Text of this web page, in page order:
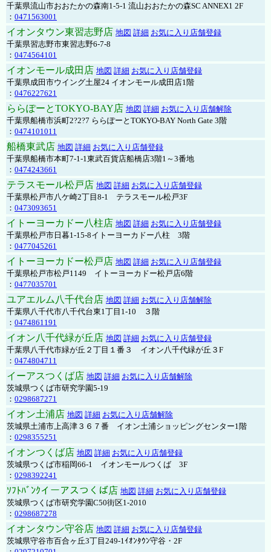
千葉県流山市おおたかの森南1-5-1 流山おおたかの森SC ANNEX1 2F
： 0471563001
イオンタウン東習志野店 地図 詳細 お気に入り店舗登録
千葉県習志野市東習志野6-7-8
： 0474564101
イオンモール成田店 地図 詳細 お気に入り店舗登録
千葉県成田市ウイング土屋24 イオンモール成田店1階
： 0476227621
ららぽーとTOKYO-BAY店 地図 詳細 お気に入り店舗解除
千葉県船橋市浜町2?2?7 ららぽーとTOKYO-BAY North Gate 3階
： 0474101011
船橋東武店 地図 詳細 お気に入り店舗登録
千葉県船橋市本町7-1-1東武百貨店船橋店3階1～3番地
： 0474243661
テラスモール松戸店 地図 詳細 お気に入り店舗登録
千葉県松戸市八ケ崎2丁目8-1 テラスモール松戸3F
： 0473093651
イトーヨーカドー八柱店 地図 詳細 お気に入り店舗登録
千葉県松戸市日暮1-15-8イトーヨーカドー八柱 3階
： 0477045261
イトーヨーカドー松戸店 地図 詳細 お気に入り店舗登録
千葉県松戸市松戸1149 イトーヨーカドー松戸店6階
： 0477035701
ユアエルム八千代台店 地図 詳細 お気に入り店舗解除
千葉県八千代市八千代台東1丁目1-10 ３階
： 0474861191
イオン八千代緑が丘店 地図 詳細 お気に入り店舗登録
千葉県八千代市緑が丘２丁目１番３ イオン八千代緑が丘３F
： 0474804711
イーアスつくば店 地図 詳細 お気に入り店舗解除
茨城県つくば市研究学園5-19
： 0298687271
イオン土浦店 地図 詳細 お気に入り店舗解除
茨城県土浦市上高津３６７番 イオン土浦ショッピングセンター1階
： 0298355251
イオンつくば店 地図 詳細 お気に入り店舗登録
茨城県つくば市稲岡66-1 イオンモールつくば 3F
： 0298392241
ｿﾌﾄﾊﾞﾝｸイーアスつくば店 地図 詳細 お気に入り店舗登録
茨城県つくば市研究学園C50街区1-2010
： 0298687278
イオンタウン守谷店 地図 詳細 お気に入り店舗登録
茨城県守谷市百合ヶ丘3丁目249-1ｲｵﾝﾀｳﾝ守谷・2F